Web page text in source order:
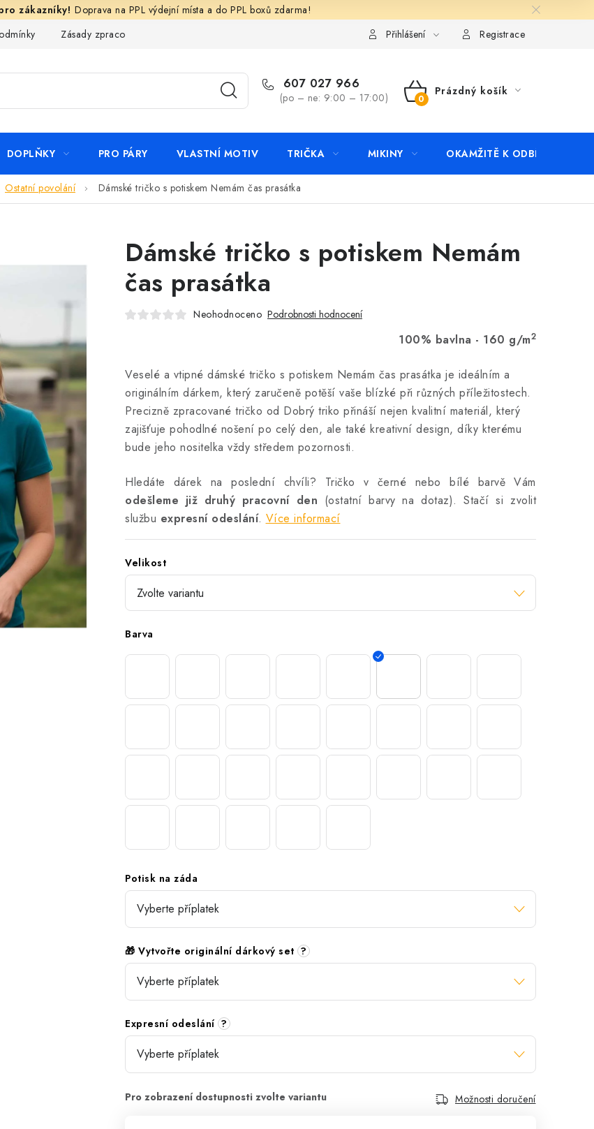
Doprava na PPL výdejní místa a do PPL boxů zdarma!
Zásady zpracování ochrany osobních údajů KontaktyPřihlášení Registrace
607 027 966
(po – ne: 9:00 – 17:00)
NÁKUPNÍ
Prázdný košík
DOPLŇKY PRO PÁRY VLASTNÍ MOTIV TRIČKA MIKINY OKAMŽITĚ K ODBĚRU
Ostatní povolání Dámské tričko s potiskem Nemám čas prasátka
Dámské tričko s potiskem Nemám
čas prasátka
Neohodnoceno Podrobnosti hodnocení
100% bavlna - 160 g/m2
Veselé a vtipné dámské tričko s potiskem Nemám čas prasátka je ideálním a
originálním dárkem, který zaručeně potěší vaše blízké při různých příležitostech.
Precizně zpracované tričko od Dobrý triko přináší nejen kvalitní materiál, který
zajišťuje pohodlné nošení po celý den, ale také kreativní design, díky kterému
bude jeho nositelka vždy středem pozornosti.
Hledáte dárek na poslední chvíli? Tričko v černé nebo bílé barvě Vám
odešleme již druhý pracovní den (ostatní barvy na dotaz). Stačí si zvolit
službu expresní odeslání. Více informací
Velikost
Barva
Potisk na záda
🎁 Vytvořte originální dárkový set ?
Expresní odeslání ?
Možnosti doručení